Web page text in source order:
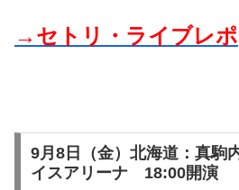
→セトリ・ライブレポ
9月8日（金）北海道：真駒
イスアリーナ 18:00開演